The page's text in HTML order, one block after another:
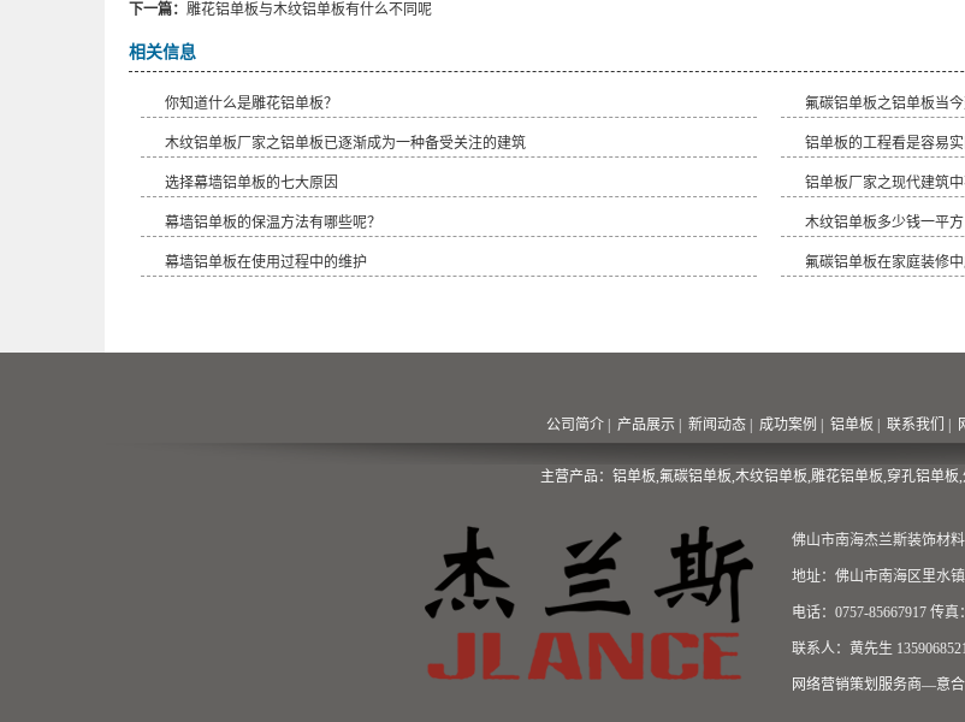
下一篇： 雕花铝单板与木纹铝单板有什么不同呢
相关信息
你知道什么是雕花铝单板？ 氟碳铝单板之铝单板当
木纹铝单板厂家之铝单板已逐渐成为一种备受关注的建筑 铝单板的工程看是容易
选择幕墙铝单板的七大原因 铝单板厂家之现代建筑
​幕墙铝单板的保温方法有哪些呢？ 木纹铝单板多少钱一平方
幕墙铝单板在使用过程中的维护 氟碳铝单板在家庭装修中
公司简介 产品展示 新闻动态 成功案例 铝单板 联系我们
主营产品：铝单板,氟碳铝单板,木纹铝单板,雕花铝单板,穿孔铝单板
佛山市南海杰兰斯装饰材
地址：佛山市南海区里水
电话：0757-85667917 传真
联系人：黄先生
网络营销策划服务商—意